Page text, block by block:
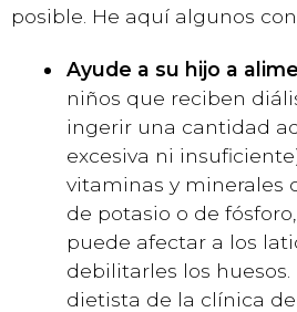
posible. He aquí algunos
Ayude a su hijo a
niños que reciben
ingerir una cantidad
excesiva ni
vitaminas y minerales
de potasio o de
puede afectar a los
debilitarles los
dietista de la clínica